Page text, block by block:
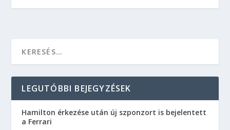
LEGUTÓBBI BEJEGYZÉSEK
Hamilton érkezése után új szponzort is bejelentett
a Ferrari